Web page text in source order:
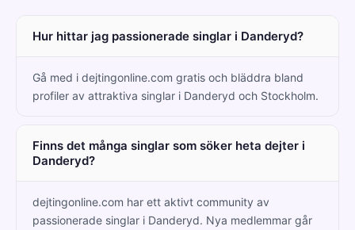
Hur hittar jag passionerade singlar i Danderyd?
Gå med i dejtingonline.com gratis och bläddra bland
profiler av attraktiva singlar i Danderyd och Stockholm.
Finns det många singlar som söker heta dejter i
Danderyd?
dejtingonline.com har ett aktivt community av
passionerade singlar i Danderyd. Nya medlemmar går